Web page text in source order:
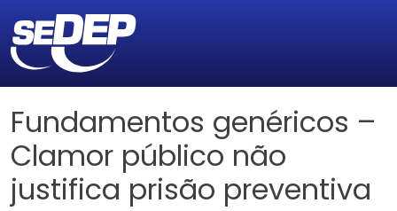
Fundamentos genéricos –
Clamor público não
justifica prisão preventiva